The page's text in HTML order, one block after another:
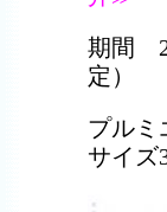
期間
定）
プル
サイズ